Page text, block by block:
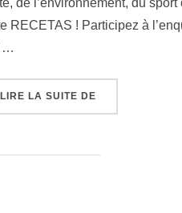
de l’environnement, du
RECETAS ! Participez à
…
LIRE LA SUITE DE